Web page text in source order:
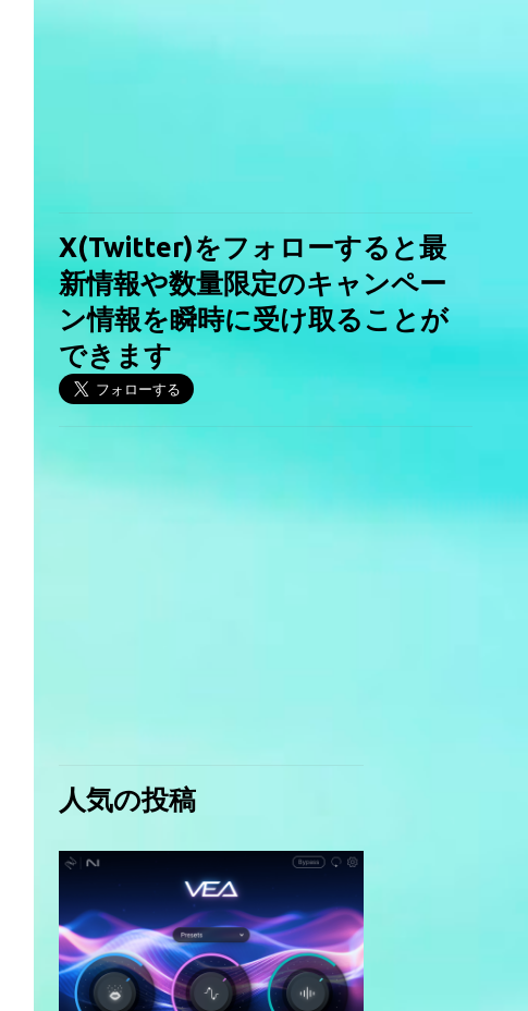
X(Twitter)をフォローすると最
新情報や数量限定のキャンペー
ン情報を瞬時に受け取ることが
できます
人気の投稿